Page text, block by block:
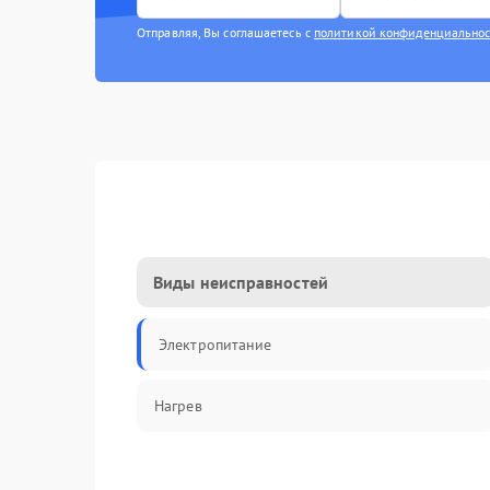
Отправляя, Вы соглашаетесь с политикой
Виды неисправностей
Электропитание
Нагрев